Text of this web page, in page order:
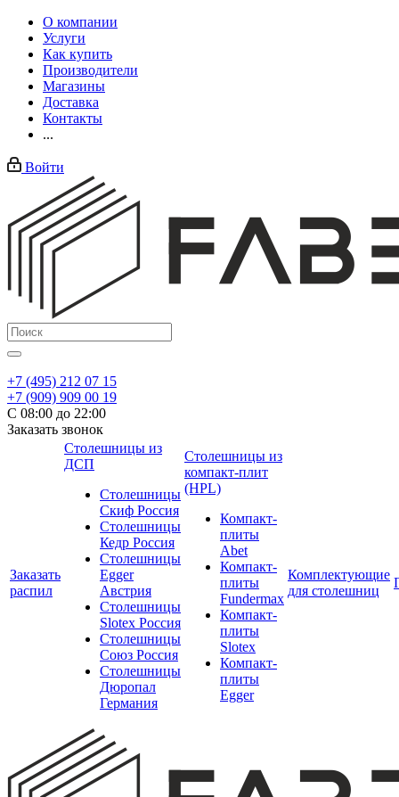
О компании
Услуги
Как купить
Производители
Магазины
Доставка
Контакты
...
Войти
+7 (495) 212 07 15
+7 (909) 909 00 19
С 08:00 до 22:00
Заказать звонок
Заказать
распил
Столешницы из
ДСП
Столешницы
Скиф Россия
Столешницы
Кедр Россия
Столешницы
Egger
Австрия
Столешницы
Slotex Россия
Столешницы
Союз Россия
Столешницы
Дюропал
Германия
Столешницы из
компакт-плит
(HPL)
Компакт-
плиты
Abet
Компакт-
плиты
Fundermax
Компакт-
плиты
Slotex
Компакт-
плиты
Egger
Комплектующие
для столешниц